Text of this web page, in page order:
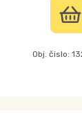
Obj. čislo: